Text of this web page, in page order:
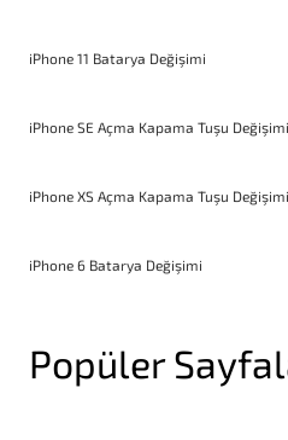
iPhone 11 Batarya Değişimi
iPhone SE Açma Kapama Tuşu Değişimi
iPhone XS Açma Kapama Tuşu Değişimi
iPhone 6 Batarya Değişimi
Popüler